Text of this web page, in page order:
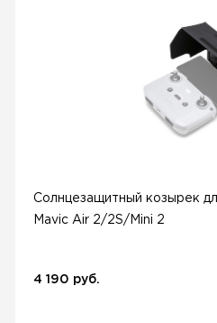
Солнцезащитный козырек
Mavic Air 2/2S/Mini 2
4 190 руб.